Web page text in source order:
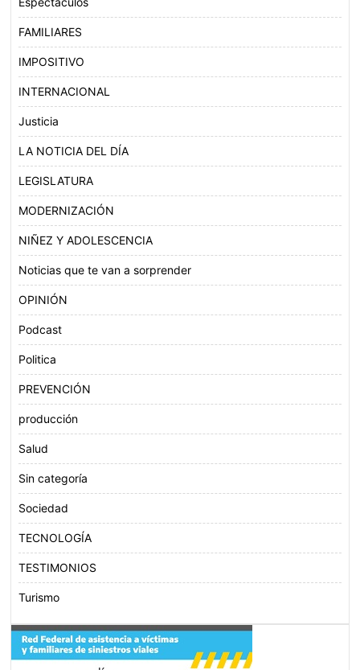
FAMILIARES
IMPOSITIVO
INTERNACIONAL
Justicia
LA NOTICIA DEL DÍA
LEGISLATURA
MODERNIZACIÓN
NIÑEZ Y ADOLESCENCIA
Noticias que te van a sorprender
OPINIÓN
Podcast
Politica
PREVENCIÓN
producción
Salud
Sin categoría
Sociedad
TECNOLOGÍA
TESTIMONIOS
Turismo